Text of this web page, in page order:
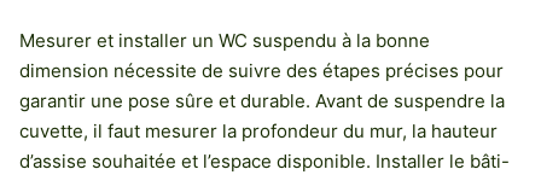
Mesurer et installer un WC suspendu à la bonne
dimension nécessite de suivre des étapes précises pour
garantir une pose sûre et durable. Avant de suspendre la
cuvette, il faut mesurer la profondeur du mur, la hauteur
d’assise souhaitée et l’espace disponible. Installer le bâti-